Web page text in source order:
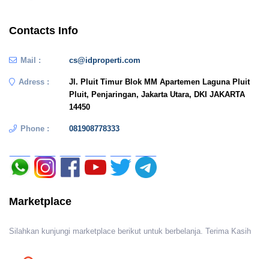
Contacts Info
Mail : cs@idproperti.com
Adress :
Jl. Pluit Timur Blok MM Apartemen Laguna Pluit
Pluit, Penjaringan, Jakarta Utara, DKI JAKARTA
14450
Phone : 081908778333
Marketplace
Silahkan kunjungi marketplace berikut untuk berbelanja. Terima Kasih